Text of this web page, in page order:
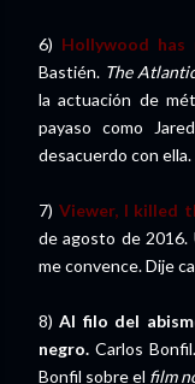
6) Hollywood
Bastién. The
la actuación de
payaso como
desacuerdo con ella.
7) Viewer, I killed
de agosto de 2016.
me convence. Dije
8)Al filo del
negro.Carlos
Bonfil sobre el film